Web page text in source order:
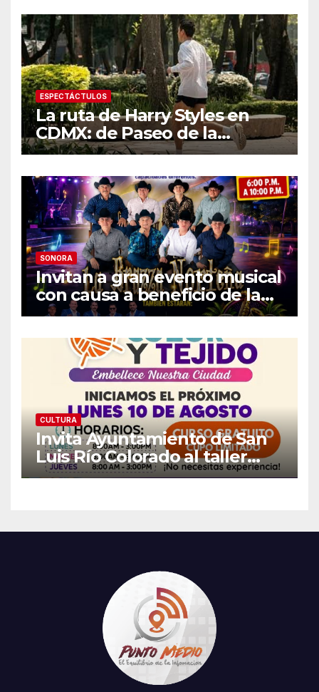
ESPECTÁCTULOS
La ruta de Harry Styles en
CDMX: de Paseo de la
Reforma a los tacos en la
SONORA
Invitan a gran evento musical
con causa a beneficio de la
Fundación «Ayúdanos a
CULTURA
Invita Ayuntamiento de San
Luis Río Colorado al taller
gratuito «Arte, Color y Tejido»